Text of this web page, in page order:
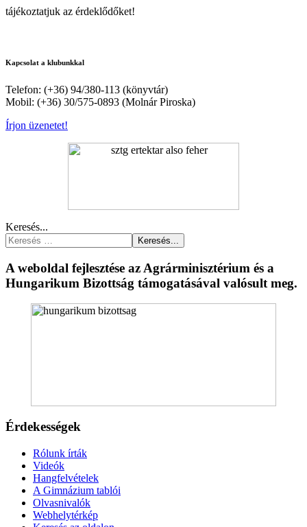
tájékoztatjuk az érdeklődőket!
Kapcsolat a klubunkkal
Telefon: (+36) 94/380-113 (könyvtár)
Mobil: (+36) 30/575-0893 (Molnár Piroska)
Írjon üzenetet!
Keresés...
Keresés...
A weboldal fejlesztése az Agrárminisztérium és a
Hungarikum Bizottság támogatásával valósult meg.
Érdekességek
Rólunk írták
Videók
Hangfelvételek
A Gimnázium tablói
Olvasnivalók
Webhelytérkép